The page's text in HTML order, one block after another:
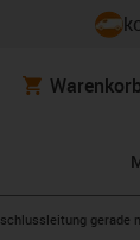
Warenkorb
gerade